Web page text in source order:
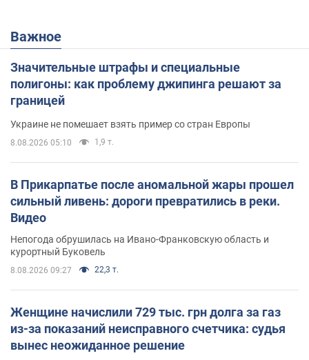
Важное
Значительные штрафы и специальные
полигоны: как проблему джипинга решают за
границей
Украине не помешает взять пример со стран Европы
8.08.2026 05:10 1,9 т.
В Прикарпатье после аномальной жары прошел
сильный ливень: дороги превратились в реки.
Видео
Непогода обрушилась на Ивано-Франковскую область и
курортный Буковель
8.08.2026 09:27 22,3 т.
Женщине начислили 729 тыс. грн долга за газ
из-за показаний неисправного счетчика: судья
вынес неожиданное решение